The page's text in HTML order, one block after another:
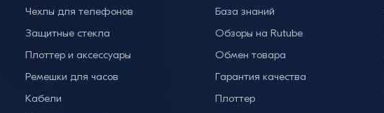
Чехлы для телефонов
Защитные стекла
Плоттер и аксессуары
Ремешки для часов
Кабели
База знаний
Обзоры на Rutube
Обмен товара
Гарантия качества
Плоттер